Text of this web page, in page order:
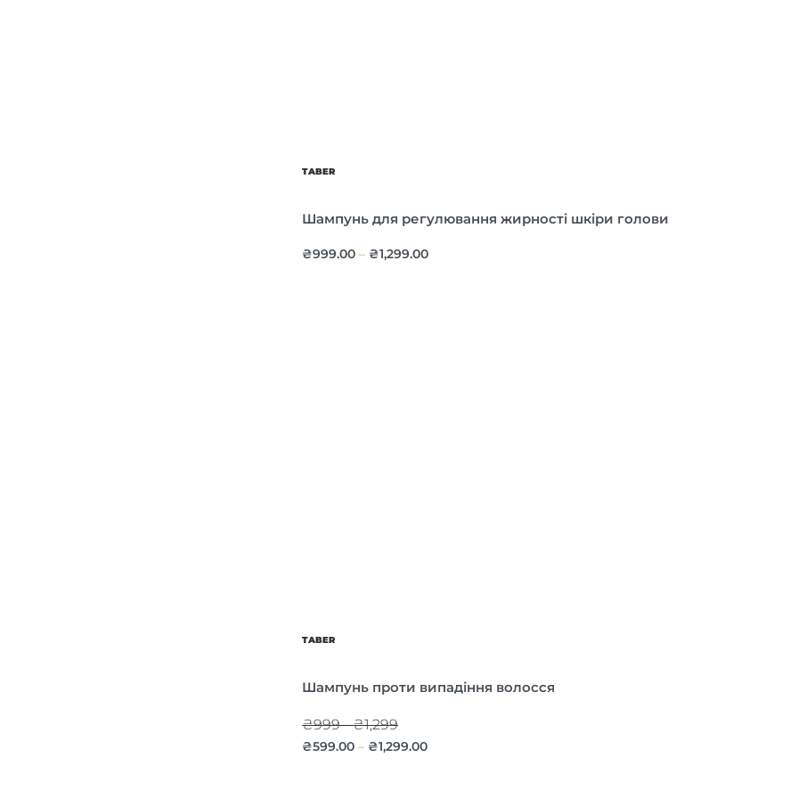
TABER
Шампунь для регулювання жирності шкіри голови
₴999.00 – ₴1,299.00
TABER
Шампунь проти випадіння волосся
₴999 - ₴1,299
₴599.00 – ₴1,299.00